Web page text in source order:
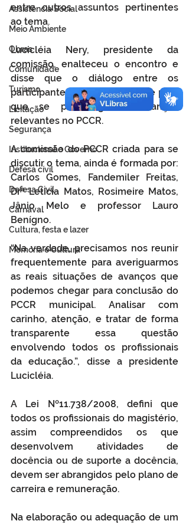
Assistência Social
Meio Ambiente
Obras
Comunidade
Turismo
Licitação
Segurança
Institucional e Governo
Defesa cívil
Defesa Civil
Carnaval
Cultura, festa e lazer
Memória e Cultura
entre outros assuntos pertinentes
ao tema.
Lucicléia Nery, presidente da
comissão, enalteceu o encontro e
disse que o diálogo entre os
participantes se faz importante para
que se possa ganhar avanços
relevantes no PCCR.
A comissão do PCCR criada para se
discutir o tema, ainda é formada por:
Carlos Gomes, Fandemiler Freitas,
Drª Letícia Matos, Rosimeire Matos,
Jânio Melo e professor Lauro
Benígno.
“Na verdade, precisamos nos reunir
frequentemente para averiguarmos
as reais situações de avanços que
podemos chegar para conclusão do
PCCR municipal. Analisar com
carinho, atenção, e tratar de forma
transparente essa questão
envolvendo todos os profissionais
da educação.”, disse a presidente
Lucicléia.
A Lei Nº11.738/2008, defini que
todos os profissionais do magistério,
assim compreendidos os que
desenvolvem atividades de
docência ou de suporte a docência,
devem ser abrangidos pelo plano de
carreira e remuneração.
Na elaboração ou adequação de um